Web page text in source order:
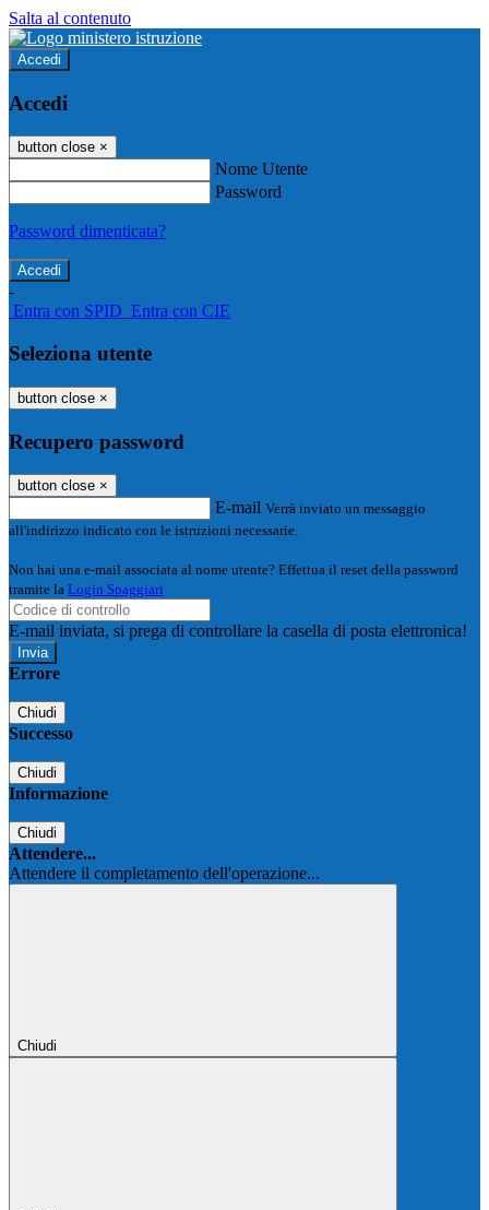
Salta al contenuto
Accedi
Accedi
button close ×
Nome Utente
Password
Password dimenticata?
-
Entra con SPID Entra con CIE
Seleziona utente
button close ×
Recupero password
button close ×
E-mail Verrà inviato un messaggio
all'indirizzo indicato con le istruzioni necessarie.
Non hai una e-mail associata al nome utente? Effettua il reset della password
tramite la Login Spaggiari
E-mail inviata, si prega di controllare la casella di posta elettronica!
Errore
Chiudi
Successo
Chiudi
Informazione
Chiudi
Attendere...
Attendere il completamento dell'operazione...
Chiudi